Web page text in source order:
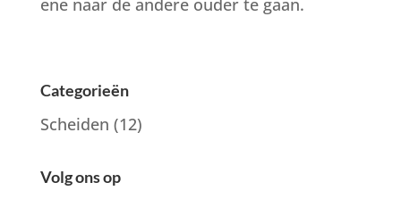
ene naar de andere ouder te gaan.
Categorieën
Scheiden (12)
Volg ons op